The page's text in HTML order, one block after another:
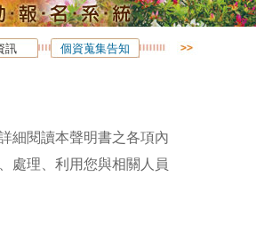
訊 個資蒐集告知
細閱讀本聲明書之各項內
處理、利用您與相關人員